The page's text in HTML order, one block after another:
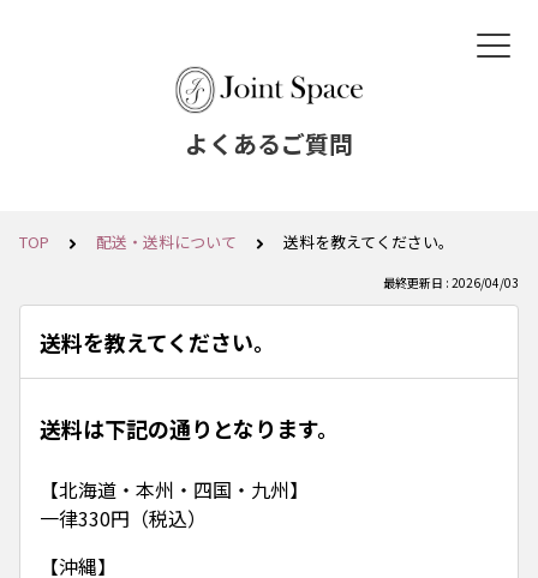
よくあるご質問
TOP 配送・送料について 送料を教えてください。
最終更新日 : 2026/04/03
送料を教えてください。
送料は下記の通りとなります。
【北海道・本州・四国・九州】
一律330円（税込）
【沖縄】